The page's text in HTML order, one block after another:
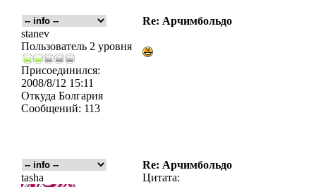
Re: Арчимбольдо
stanev
Пользователь 2 уровня
Присоединился:
2008/8/12 15:11
Откуда Болгария
Сообщений: 113
Re: Арчимбольдо
tasha
Цитата: